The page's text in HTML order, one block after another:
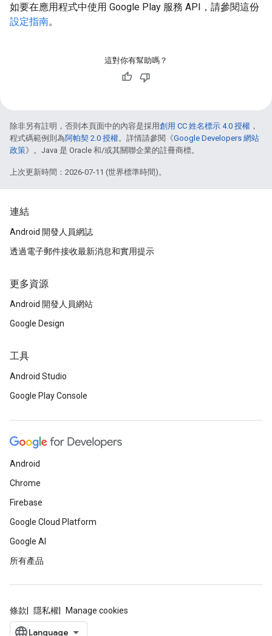
如要在應用程式中使用 Google Play 服務 API，請參閱這份
設定指南。
這對你有幫助嗎？
除非另有註明，否則本頁面中的內容是採用創用 CC 姓名標示 4.0 授權 ，
程式碼範例則為阿帕契 2.0 授權。詳情請參閱《Google Developers 網站
政策》。Java 是 Oracle 和/或其關聯企業的註冊商標。
上次更新時間：2026-07-11 (世界標準時間)。
連結
Android 開發人員網誌
透過電子郵件接收最新消息和實用提示
更多資源
Android 開發人員網站
Google Design
工具
Android Studio
Google Play Console
Android
Chrome
Firebase
Google Cloud Platform
Google AI
所有產品
條款 隱私權 Manage cookies